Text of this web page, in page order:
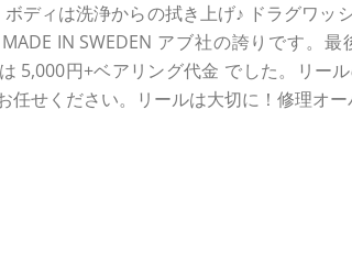
ディは洗浄からの拭き上げ♪ ドラグワッ
IN SWEDEN アブ社の誇りです。
5,000円+ベアリング代金 でした。リー
任せください。リールは大切に！修理オ